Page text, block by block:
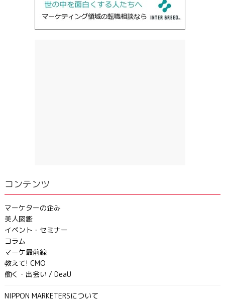
コンテンツ
マーケターの企み
美人図鑑
イベント・セミナー
コラム
マーケ最前線
教えて! CMO
働く・出会い / DeaU
NIPPON MARKETERSについて